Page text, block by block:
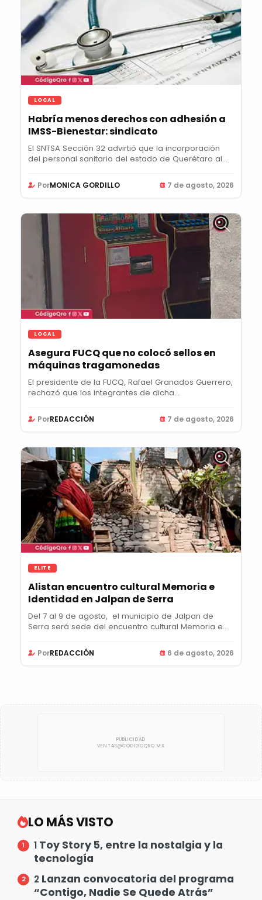
LOCAL
Habría menos derechos con adhesión a
IMSS-Bienestar: sindicato
El SNTSA Sección 32 advirtió que la incorporación
del personal sanitario del estado de Querétaro al...
PorMONICA GORDILLO 7 de agosto, 2026
LOCAL
Asegura FUCQ que no colocó sellos en
máquinas tragamonedas
El presidente de la FUCQ, Rafael Granados Guerrero,
rechazó que los integrantes de dicha...
PorREDACCIÓN 7 de agosto, 2026
ELITE
Alistan encuentro cultural Memoria e
Identidad en Jalpan de Serra
Del 7 al 9 de agosto, el municipio de Jalpan de
Serra será sede del encuentro cultural Memoria e...
PorREDACCIÓN 6 de agosto, 2026
LO MÁS VISTO
1 Toy Story 5, entre la nostalgia y la
tecnología
2 Lanzan convocatoria del programa
“Contigo, Nadie Se Quede Atrás”